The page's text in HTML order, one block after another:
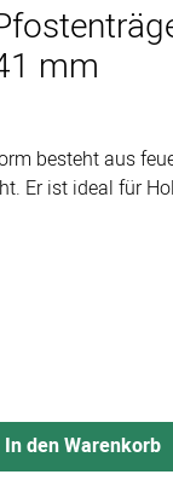
mm
besteht aus
Er ist ideal für
In den Warenkorb